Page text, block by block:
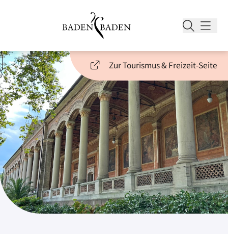
Zur Tourismus & Freizeit-Seite